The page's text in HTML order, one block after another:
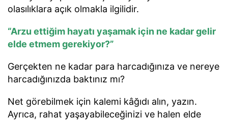
olasılıklara açık olmakla ilgilidir.
“Arzu ettiğim hayatı yaşamak için ne kadar gelir
elde etmem gerekiyor?”
Gerçekten ne kadar para harcadığınıza ve nereye
harcadığınızda baktınız mı?
Net görebilmek için kalemi kâğıdı alın, yazın.
Ayrıca, rahat yaşayabileceğinizi ve halen elde